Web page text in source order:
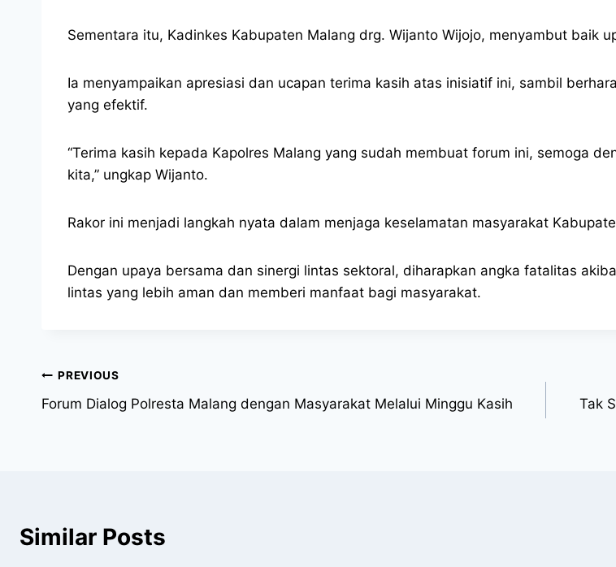
Sementara itu, Kadinkes Kabupaten Malang drg. Wijanto Wijojo, menyambut baik
Ia menyampaikan apresiasi dan ucapan terima kasih atas inisiatif ini, sambil
yang efektif.
“Terima kasih kepada Kapolres Malang yang sudah membuat forum ini, semoga
kita,” ungkap Wijanto.
Rakor ini menjadi langkah nyata dalam menjaga keselamatan masyarakat
Dengan upaya bersama dan sinergi lintas sektoral, diharapkan angka fatalitas
lintas yang lebih aman dan memberi manfaat bagi masyarakat.
PREVIOUS
Forum Dialog Polresta Malang dengan Masyarakat Melalui Minggu Kasih
Tak
Similar Posts